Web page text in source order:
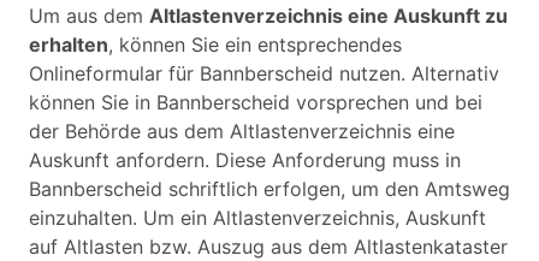
Um aus dem Altlastenverzeichnis eine Auskunft zu
erhalten, können Sie ein entsprechendes
Onlineformular für Bannberscheid nutzen. Alternativ
können Sie in Bannberscheid vorsprechen und bei
der Behörde aus dem Altlastenverzeichnis eine
Auskunft anfordern. Diese Anforderung muss in
Bannberscheid schriftlich erfolgen, um den Amtsweg
einzuhalten. Um ein Altlastenverzeichnis, Auskunft
auf Altlasten bzw. Auszug aus dem Altlastenkataster